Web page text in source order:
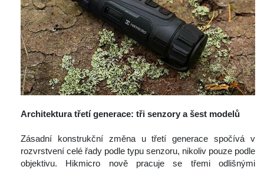
Architektura třetí generace: tři senzory a šest modelů
Zásadní konstrukční změna u třetí generace spočívá v
rozvrstvení celé řady podle typu senzoru, nikoliv pouze podle
objektivu. Hikmicro nově pracuje se třemi odlišnými